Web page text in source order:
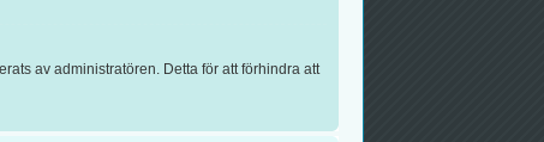
av administratören. Detta för att förhindra att